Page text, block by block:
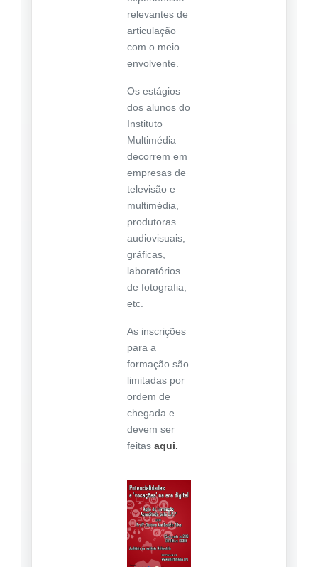
relevantes de
articulação
com o meio
envolvente.
Os estágios
dos alunos do
Instituto
Multimédia
decorrem em
empresas de
televisão e
multimédia,
produtoras
audiovisuais,
gráficas,
laboratórios
de fotografia,
etc.
As inscrições
para a
formação são
limitadas por
ordem de
chegada e
devem ser
feitas aqui.